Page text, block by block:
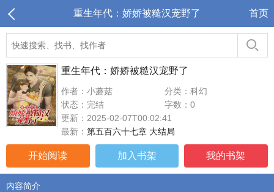
重生年代：娇娇被糙汉宠野了 首页
重生年代：娇娇被糙汉宠野了
作者：小蘑菇
分类：科幻
状态：完结
字数：0
更新：2025-02-07T00:02:41
最新： 第五百六十七章 大结局
开始阅读 加入书架 我的书架
内容简介